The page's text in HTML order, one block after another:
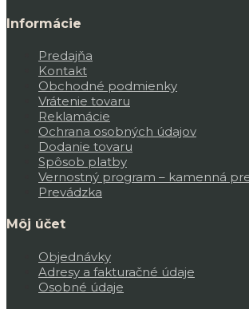
Informácie
Predajňa
Kontakt
Obchodné podmienky
Vrátenie tovaru
Reklamácie
Ochrana osobných údajov
Dodanie tovaru
Spôsob platby
Vernostný program – kamenná
Prevádzka
Môj účet
Objednávky
Adresy a fakturačné údaje
Osobné údaje